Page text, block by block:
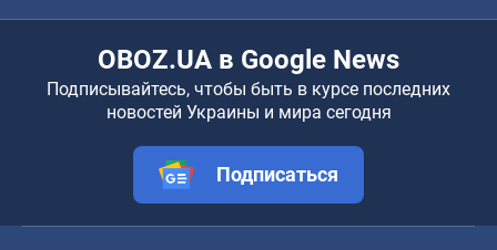
OBOZ.UA в Google News
Подписывайтесь, чтобы быть в курсе последних
новостей Украины и мира сегодня
Подписаться